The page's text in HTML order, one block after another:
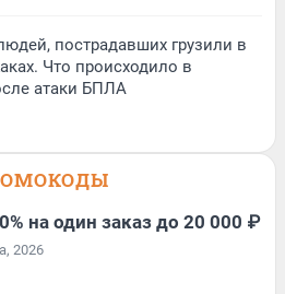
пострадавших грузили в
Что происходило в
атаки БПЛА
на один заказ до 20 000 ₽
2026